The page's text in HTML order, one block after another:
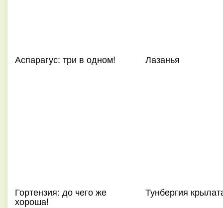
Аспарагус: три в одном! Лазанья
Гортензия: до чего же
хороша!
Тунбергия